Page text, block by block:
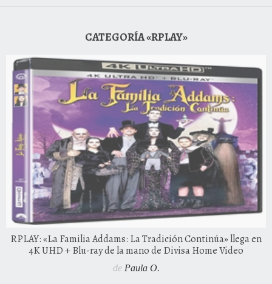
CATEGORÍA «RPLAY»
RPLAY: «La Familia Addams: La Tradición Continúa» llega en
4K UHD + Blu-ray de la mano de Divisa Home Video
de Paula O.